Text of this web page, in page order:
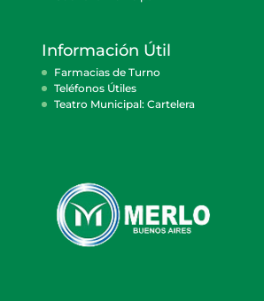
Información Útil
Farmacias de Turno
Teléfonos Útiles
Teatro Municipal: Cartelera